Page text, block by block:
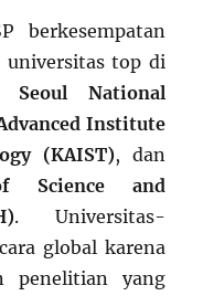
berkesempatan
universitas top di
Seoul National
Institute
(KAIST), dan
Science and
. Universitas-
global karena
penelitian yang